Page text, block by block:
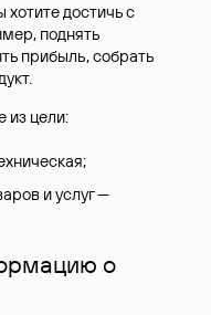
достичь с
поднять
прибыль, собрать
из цели:
и услуг —
о